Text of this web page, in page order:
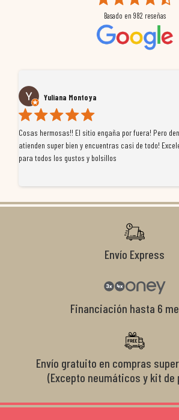
Basado en 982 reseñas
Yuliana Montoya
Cosas hermosas!! El sitio engaña por fuera! Pero
atienden super bien y encuentras casi de todo!
para todos los gustos y bolsillos
Envío Express
Financiación hasta 6
Envío gratuito en compras
(Excepto neumáticos y kit